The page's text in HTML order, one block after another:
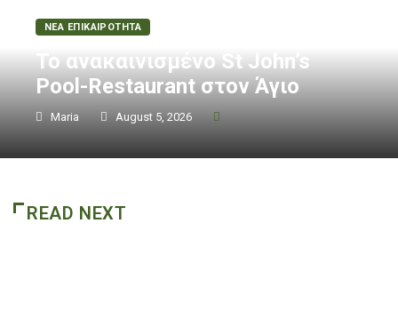
ΝΕΑ ΕΠΙΚΑΙΡΟΤΗΤΑ
Το ανακαινισμένο St John’s
Pool-Restaurant στον Άγιο
Maria August 5, 2026
READ NEXT